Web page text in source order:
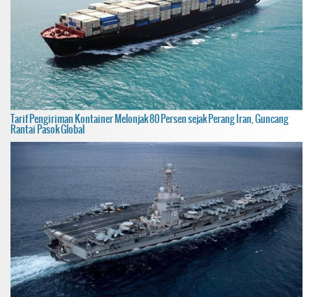
Tarif Pengiriman Kontainer Melonjak 80 Persen sejak Perang Iran, Guncang
Rantai Pasok Global